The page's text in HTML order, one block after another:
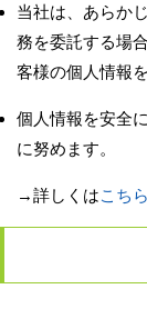
当社は、あらか
務を委託する場
客様の個人情報
個人情報を安全
に努めます。
→詳しくはこちら